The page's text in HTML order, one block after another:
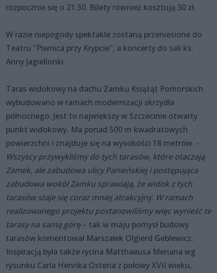
rozpocznie się o 21:30. Bilety również kosztują 30 zł.
W razie niepogody spektakle zostaną przeniesione do
Teatru "Piwnica przy Krypcie", a koncerty do sali ks.
Anny Jagiellonki.
Taras widokowy na dachu Zamku Książąt Pomorskich
wybudowano w ramach modernizacji skrzydła
północnego. Jest to największy w Szczecinie otwarty
punkt widokowy. Ma ponad 500 m kwadratowych
powierzchni i znajduje się na wysokości 18 metrów. -
Wszyscy przywykliśmy do tych tarasów, które otaczają
Zamek, ale zabudowa ulicy Panieńskiej i postępująca
zabudowa wokół Zamku sprawiają, że widok z tych
tarasów staje się coraz mniej atrakcyjny. W ramach
realizowanego projektu postanowiliśmy więc wynieść te
tarasy na samą górę– tak w maju pomysł budowy
tarasów komentował Marszałek Olgierd Geblewicz.
Inspiracją była także rycina Matthaeusa Meriana wg
rysunku Carla Henrika Ostena z połowy XVII wieku,